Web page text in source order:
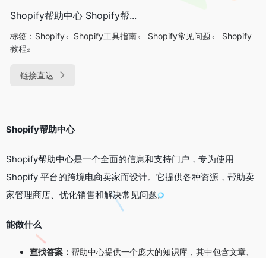
Shopify帮助中心 Shopify帮...
标签： Shopify Shopify工具指南 Shopify常见问题
Shopify
教程
链接直达
Shopify帮助中心
Shopify帮助中心是一个全面的信息和支持门户，专为使用
Shopify 平台的跨境电商卖家而设计。它提供各种资源，帮助卖
家管理商店、优化销售和解决常见问题。
能做什么
查找答案： 帮助中心提供一个庞大的知识库，其中包含文章、